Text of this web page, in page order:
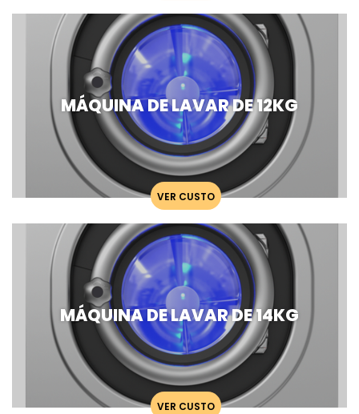
MÁQUINA DE LAVAR DE 12KG
VER CUSTO
MÁQUINA DE LAVAR DE 14KG
VER CUSTO